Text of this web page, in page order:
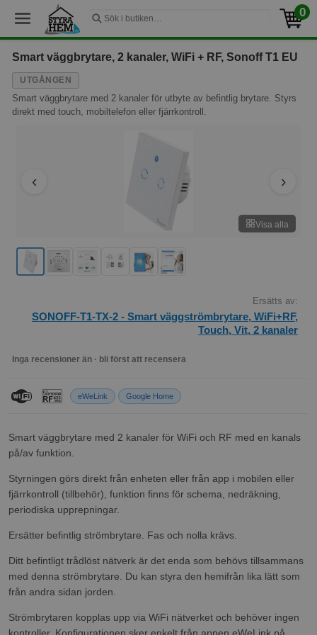
0
Smart väggbrytare, 2 kanaler, WiFi + RF, Sonoff T1 EU
UTGÅNGEN
Smart väggbrytare med 2 kanaler för utbyte av befintlig brytare. Styrs
direkt med touch, mobiltelefon eller fjärrkontroll.
Visa alla
Ersätts av:
SONOFF-T1-TX-2 - Smart väggströmbrytare, WiFi+RF,
Touch, Vit, 2 kanaler
Inga recensioner än · bli först att recensera
eWeLink Google Home
Smart väggbrytare med 2 kanaler för WiFi och RF med en kanals
på/av funktion.
Styrningen görs direkt från enheten eller från app i mobilen eller
fjärrkontroll (tillbehör), funktion finns för schema, nedräkning,
periodiska upprepningar.
Ersätter befintlig strömbrytare. Fas och nolla krävs.
Ditt befintligt trådlöst nätverk är det enda som behövs tillsammans
med denna strömbrytare. Du kan styra den hemifrån lika lätt som
från andra sidan jorden.
Strömbrytaren kopplas upp via WiFi nätverket och behöver ingen
kontroller. Konfigurationen sker enkelt från appen eWeLink på